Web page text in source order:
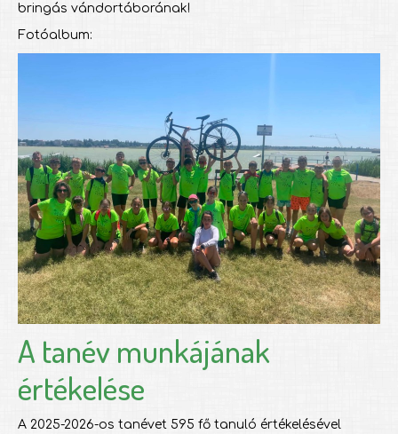
bringás vándortáborának!
Fotóalbum:
A tanév munkájának
értékelése
A 2025-2026-os tanévet 595 fő tanuló értékelésével